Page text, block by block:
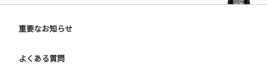
重要なお知らせ
よくある質問